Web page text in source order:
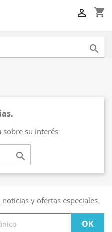
shopping_cart


sobre su interés

y ofertas especiales